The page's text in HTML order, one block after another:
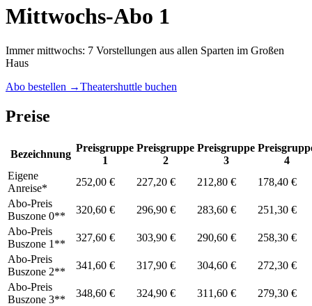
Mittwochs-Abo 1
Immer mittwochs: 7 Vorstellungen aus allen Sparten im Großen
Haus
Abo bestellen →Theatershuttle buchen
Preise
Bezeichnung
Preisgruppe
1
Preisgruppe
2
Preisgruppe
3
4
Eigene
Anreise*
252,00 € 227,20 € 212,80 €
178,40 €
Abo-Preis
Buszone 0**
320,60 € 296,90 € 283,60 €
251,30 €
Abo-Preis
Buszone 1**
327,60 € 303,90 € 290,60 €
258,30 €
Abo-Preis
Buszone 2**
341,60 € 317,90 € 304,60 €
272,30 €
Abo-Preis
Buszone 3**
348,60 € 324,90 € 311,60 €
279,30 €